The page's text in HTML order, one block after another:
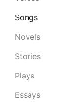
Songs
Novels
Stories
Plays
Essays